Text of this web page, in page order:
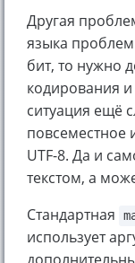
Другая
языка
бит, то нужно
кодирования
ситуация ещё
повсеместное
UTF-8. Да и
текстом, а
Стандартная
использует